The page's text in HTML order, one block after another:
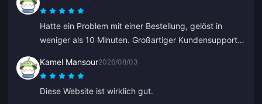
Hatte ein Problem mit einer Bestellung, gelöst in
weniger als 10 Minuten. Großartiger Kundensupport
Kamel Mansour2026/08/03
Diese Website ist wirklich gut.